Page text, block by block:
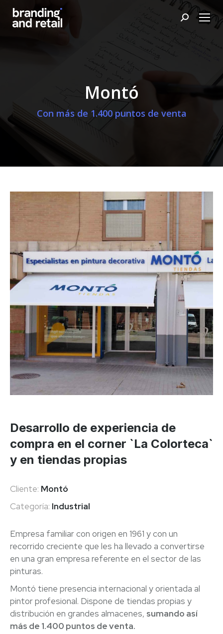
Buscar:
Montó
Con más de 1.400 puntos de venta
Desarrollo de experiencia de
compra en el corner `La Colorteca`
y en tiendas propias
Cliente: Montó
Categoría: Industrial
Empresa familiar con origen en 1961 y con un
recorrido creciente que les ha llevado a convertirse
en una gran empresa referente en el sector de las
pinturas.
Montó tiene presencia internacional y orientada al
pintor profesional. Dispone de tiendas propias y
distribución en grandes almacenes, sumando así
más de 1.400 puntos de venta.